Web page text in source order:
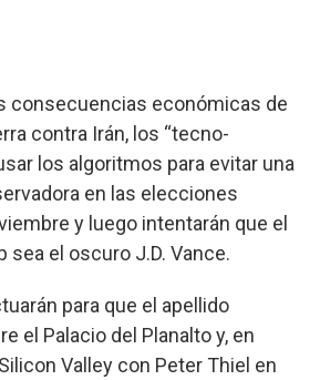
consecuencias económicas de
contra Irán, los “tecno-
los algoritmos para evitar una
en las elecciones
y luego intentarán que el
sea el oscuro J.D. Vance.
para que el apellido
el Palacio del Planalto y, en
Valley con Peter Thiel en